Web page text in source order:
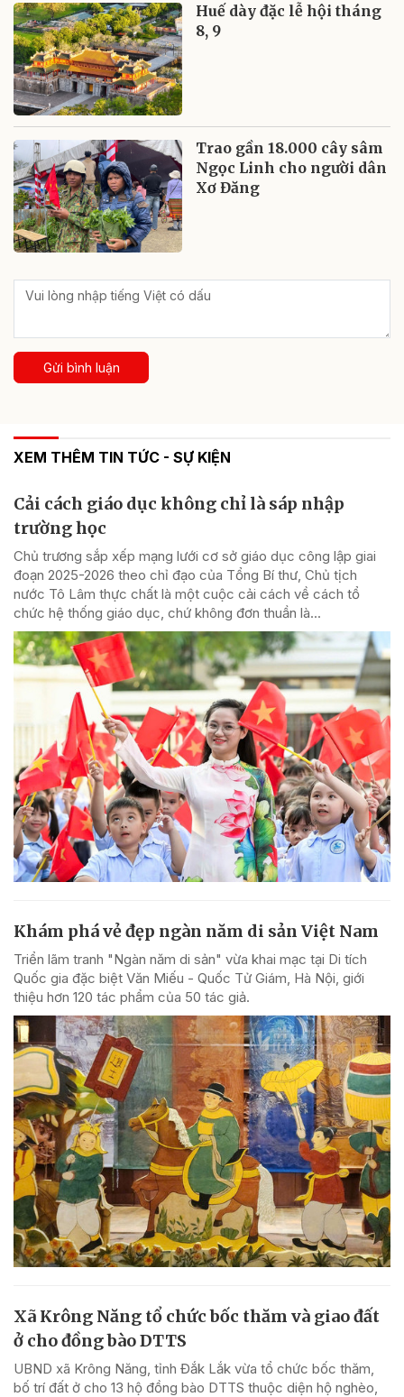
Huế dày đặc lễ hội tháng
8, 9
Trao gần 18.000 cây sâm
Ngọc Linh cho người dân
Xơ Đăng
Gửi bình luận
XEM THÊM TIN TỨC - SỰ KIỆN
Cải cách giáo dục không chỉ là sáp nhập
trường học
Chủ trương sắp xếp mạng lưới cơ sở giáo dục công lập giai
đoạn 2025-2026 theo chỉ đạo của Tổng Bí thư, Chủ tịch
nước Tô Lâm thực chất là một cuộc cải cách về cách tổ
chức hệ thống giáo dục, chứ không đơn thuần là...
Khám phá vẻ đẹp ngàn năm di sản Việt Nam
Triển lãm tranh "Ngàn năm di sản" vừa khai mạc tại Di tích
Quốc gia đặc biệt Văn Miếu - Quốc Tử Giám, Hà Nội, giới
thiệu hơn 120 tác phẩm của 50 tác giả.
Xã Krông Năng tổ chức bốc thăm và giao đất
ở cho đồng bào DTTS
UBND xã Krông Năng, tỉnh Đắk Lắk vừa tổ chức bốc thăm,
bố trí đất ở cho 13 hộ đồng bào DTTS thuộc diện hộ nghèo,